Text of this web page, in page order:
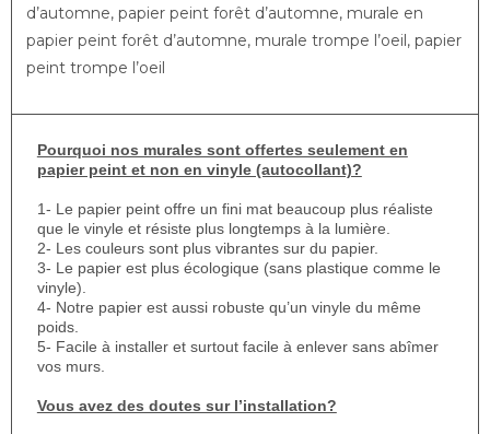
d’automne, papier peint forêt d’automne, murale en
papier peint forêt d’automne, murale trompe l’oeil, papier
peint trompe l’oeil
Pourquoi nos murales sont offertes seulement en
papier peint et non en vinyle (autocollant)?
1- Le papier peint offre un fini mat beaucoup plus réaliste
que le vinyle et résiste plus longtemps à la lumière.
2- Les couleurs sont plus vibrantes sur du papier.
3- Le papier est plus écologique (sans plastique comme le
vinyle).
4- Notre papier est aussi robuste qu’un vinyle du même
poids.
5- Facile à installer et surtout facile à enlever sans abîmer
vos murs.
Vous avez des doutes sur l’installation?